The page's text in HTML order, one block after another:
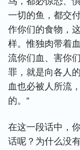
一切的鱼，都交
作你们的食物，
样。惟独肉带着
流你们血、害你
罪，就是向各人
血也必被人所流
的。”
在这一段话中，
话呢？为什么没